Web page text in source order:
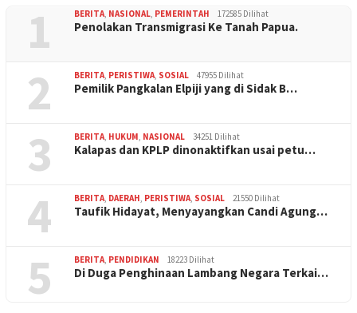
1 BERITA, NASIONAL, PEMERINTAH 172585 Dilihat
Penolakan Transmigrasi Ke Tanah Papua.
2 BERITA, PERISTIWA, SOSIAL 47955 Dilihat
Pemilik Pangkalan Elpiji yang di Sidak B…
3 BERITA, HUKUM, NASIONAL 34251 Dilihat
Kalapas dan KPLP dinonaktifkan usai petu…
4 BERITA, DAERAH, PERISTIWA, SOSIAL 21550 Dilihat
Taufik Hidayat, Menyayangkan Candi Agung…
5 BERITA, PENDIDIKAN 18223 Dilihat
Di Duga Penghinaan Lambang Negara Terkai…